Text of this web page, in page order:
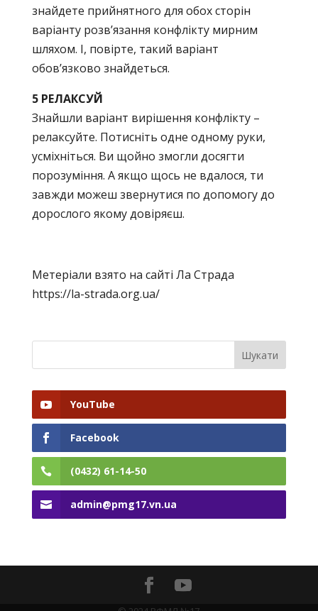
знайдете прийнятного для обох сторін
варіанту розв’язання конфлікту мирним
шляхом. І, повірте, такий варіант
обов’язково знайдеться.
5 РЕЛАКСУЙ
Знайшли варіант вирішення конфлікту –
релаксуйте. Потисніть одне одному руки,
усміхніться. Ви щойно змогли досягти
порозуміння. А якщо щось не вдалося, ти
завжди можеш звернутися по допомогу до
дорослого якому довіряєш.
Метеріали взято на сайті Ла Страда
https://la-strada.org.ua/
YouTube
Facebook
(0432) 61-14-50
admin@pmg17.vn.ua